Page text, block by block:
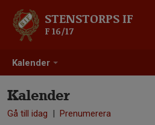
Kalender
STENSTORPS IF
F 16/17
Kalender
Gå till idag | Prenumerera